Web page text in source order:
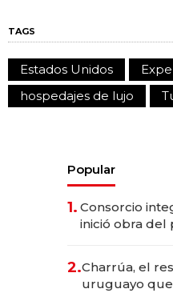
TAGS
Estados Unidos
hospedajes de lujo
Popular
1. Consorcio
inició obra del
millones
2.Charrúa, el
uruguayo